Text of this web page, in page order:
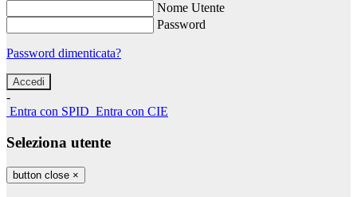
Nome Utente
Password
Password dimenticata?
-
Entra con SPID Entra con CIE
Seleziona utente
button close ×